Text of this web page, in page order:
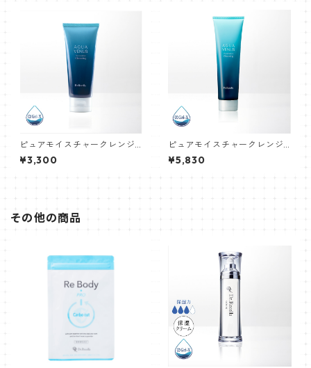
ピュアモイスチャークレンジ
ング 75g
¥3,300
ピュアモイスチャークレンジ
ング 150g
¥5,830
その他の商品